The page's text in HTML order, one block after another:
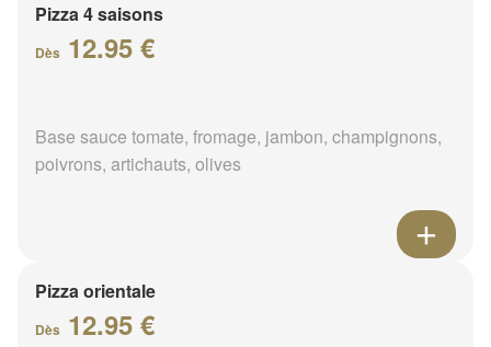
Pizza 4 saisons
Dès 12.95 €
Base sauce tomate, fromage, jambon, champignons,
poivrons, artichauts, olives
Pizza orientale
Dès 12.95 €